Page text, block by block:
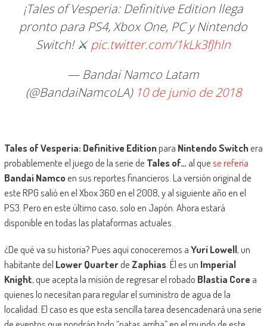
¡Tales of Vesperia: Definitive Edition llega
pronto para PS4, Xbox One, PC y Nintendo
Switch! ⚔pic.twitter.com/1kLk3fJhln
— Bandai Namco Latam
(@BandaiNamcoLA) 10 de junio de 2018
Tales of Vesperia: Definitive Editionpara Nintendo Switchera
probablemente el juego de la serie de Tales of… al quese refería
Bandai Namcoen sus reportes financieros. La versión original de
este RPG salió en el Xbox 360 en el 2008, y al siguiente año en el
PS3. Pero en este último caso, solo en Japón. Ahora estará
disponible en todas las plataformas actuales.
¿De qué va su historia? Pues aquí conoceremos aYuri Lowell, un
habitante del Lower Quarterde Zaphias. Él es un Imperial
Knight, que acepta la misión de regresar el robado Blastia Corea
quienes lo necesitan para regular el suministro de agua de la
localidad. El caso es que esta sencilla tarea desencadenará una serie